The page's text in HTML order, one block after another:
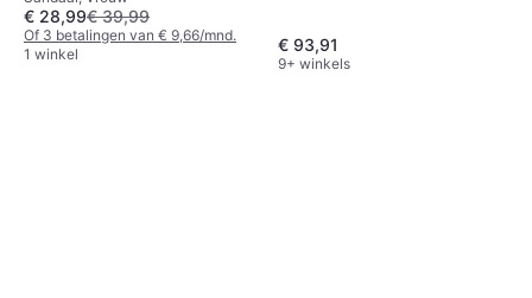
€ 28,99€ 39,99
Of 3 betalingen van € 9,66/mnd.
1 winkel
€ 93,91
9+ winkels